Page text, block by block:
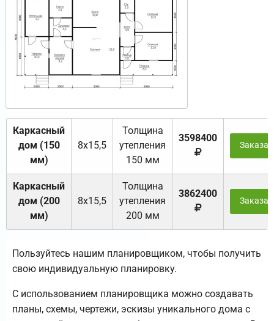
Каркасный
дом (150
мм)
8х15,5
Толщина
утепления
150 мм
3598400
Каркасный
дом (200
мм)
8х15,5
Толщина
утепления
200 мм
3862400
Пользуйтесь нашим планировщиком, чтобы получить
свою индивидуальную планировку.
С использованием планировщика можно создавать
планы, схемы, чертежи, эскизы уникального дома с